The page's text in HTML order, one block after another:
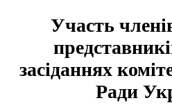
Участь
засіданнях
Ради